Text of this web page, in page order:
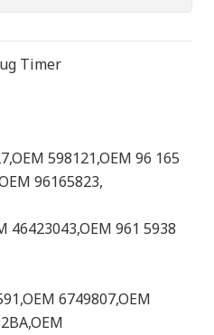
Timer
598121,OEM 96 165
96165823,
46423043,OEM 961 5938
6749807,OEM